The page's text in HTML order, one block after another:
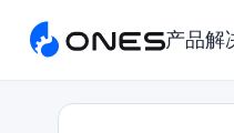
产品解